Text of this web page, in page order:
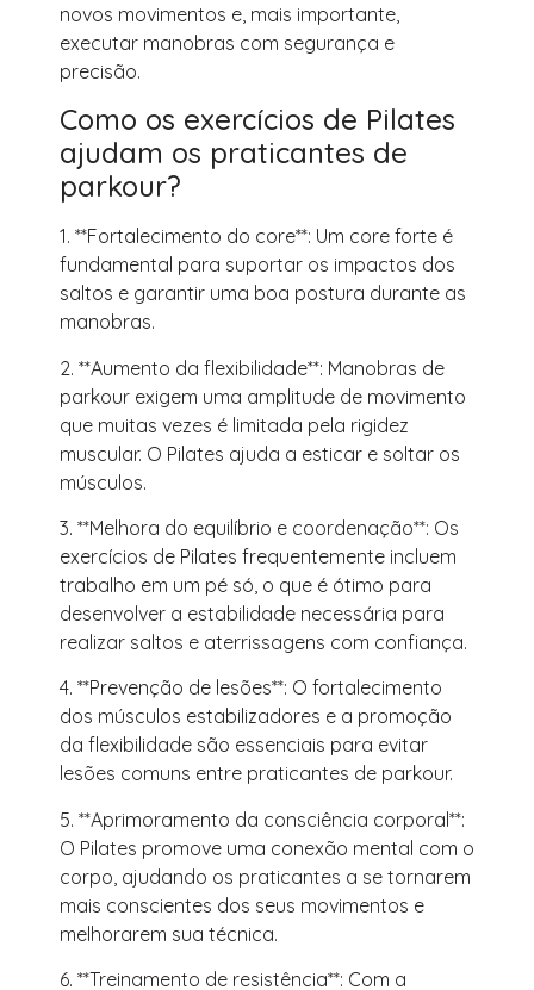
novos movimentos e, mais importante,
executar manobras com segurança e
precisão.
Como os exercícios de Pilates
ajudam os praticantes de
parkour?
1. **Fortalecimento do core**: Um core forte é
fundamental para suportar os impactos dos
saltos e garantir uma boa postura durante as
manobras.
2. **Aumento da flexibilidade**: Manobras de
parkour exigem uma amplitude de movimento
que muitas vezes é limitada pela rigidez
muscular. O Pilates ajuda a esticar e soltar os
músculos.
3. **Melhora do equilíbrio e coordenação**: Os
exercícios de Pilates frequentemente incluem
trabalho em um pé só, o que é ótimo para
desenvolver a estabilidade necessária para
realizar saltos e aterrissagens com confiança.
4. **Prevenção de lesões**: O fortalecimento
dos músculos estabilizadores e a promoção
da flexibilidade são essenciais para evitar
lesões comuns entre praticantes de parkour.
5. **Aprimoramento da consciência corporal**:
O Pilates promove uma conexão mental com o
corpo, ajudando os praticantes a se tornarem
mais conscientes dos seus movimentos e
melhorarem sua técnica.
6. **Treinamento de resistência**: Com a